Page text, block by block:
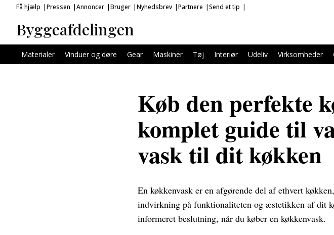
Få hjælp Pressen Annoncer Bruger Nyhedsbrev Partnere Send et tip
Byggeafdelingen
Materialer Vinduer og døre Gear Maskiner Tøj Interiør Udeliv Virksomheder
Køb den perfekte
komplet guide til
vask til dit køkken
En køkkenvask er en afgørende del af ethvert
indvirkning på funktionaliteten og æstetikken af dit
informeret beslutning, når du køber en køkkenvask.